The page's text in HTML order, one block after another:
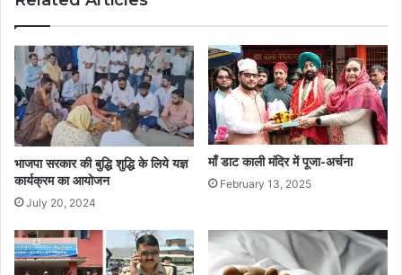
भाजपा सरकार की बुद्धि शुद्धि के लिये यज्ञ
कार्यक्रम का आयोजन
July 20, 2024
माँ डाट काली मंदिर में पूजा-अर्चना
February 13, 2025